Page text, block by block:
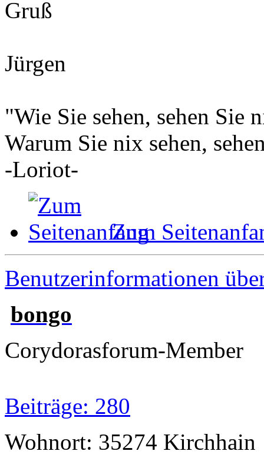
Gruß
Jürgen
"Wie Sie sehen, sehen Sie
Warum Sie nix sehen,
-Loriot-
Zum
Benutzerinformationen
bongo
Corydorasforum-Member
Beiträge: 280
Wohnort: 35274 Kirchhain